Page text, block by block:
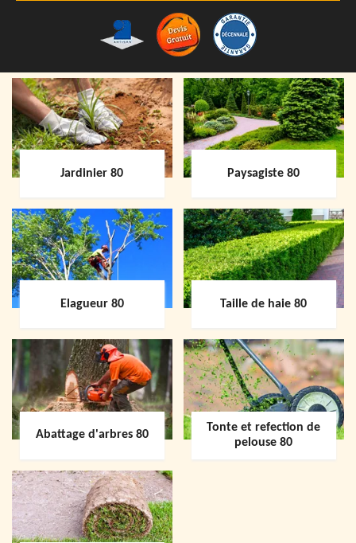
Jardinier 80 Paysagiste 80
Elagueur 80 Taille de haie 80
Abattage d'arbres 80
Tonte et refection de
pelouse 80